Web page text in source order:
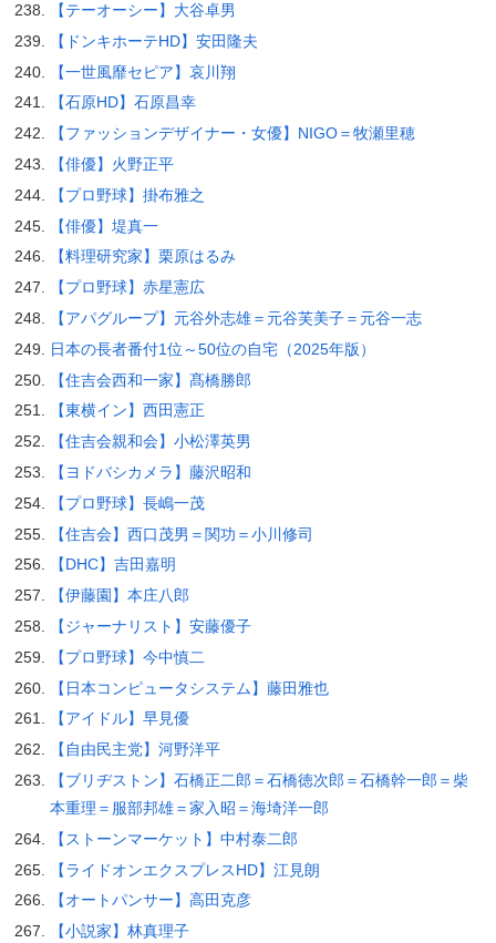
【テーオーシー】大谷卓男
【ドンキホーテHD】安田隆夫
【一世風靡セピア】哀川翔
【石原HD】石原昌幸
【ファッションデザイナー・女優】NIGO＝牧瀬里穂
【俳優】火野正平
【プロ野球】掛布雅之
【俳優】堤真一
【料理研究家】栗原はるみ
【プロ野球】赤星憲広
【アパグループ】元谷外志雄＝元谷芙美子＝元谷一志
日本の長者番付1位～50位の自宅（2025年版）
【住吉会西和一家】髙橋勝郎
【東横イン】西田憲正
【住吉会親和会】小松澤英男
【ヨドバシカメラ】藤沢昭和
【プロ野球】長嶋一茂
【住吉会】西口茂男＝関功＝小川修司
【DHC】吉田嘉明
【伊藤園】本庄八郎
【ジャーナリスト】安藤優子
【プロ野球】今中慎二
【日本コンピュータシステム】藤田雅也
【アイドル】早見優
【自由民主党】河野洋平
【ブリヂストン】石橋正二郎＝石橋徳次郎＝石橋幹一郎＝柴
本重理＝服部邦雄＝家入昭＝海埼洋一郎
【ストーンマーケット】中村泰二郎
【ライドオンエクスプレスHD】江見朗
【オートパンサー】高田克彦
【小説家】林真理子